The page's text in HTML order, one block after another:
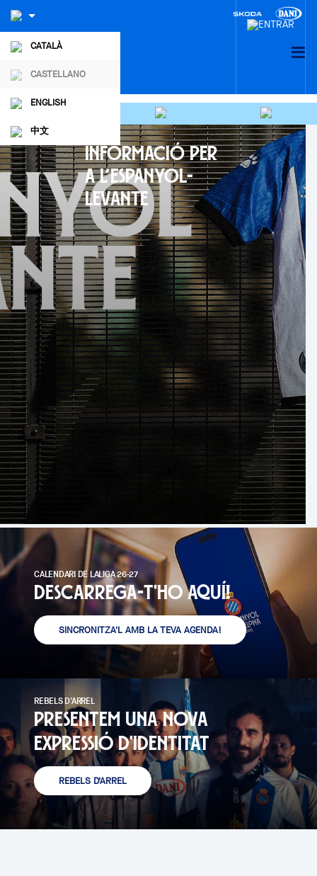
CATALÀ
CASTELLANO
ENGLISH
中文
INFORMACIÓ PER
A L’ESPANYOL-
LEVANTE
CALENDARI DE LALIGA 26-27
Descarrega-t'ho aquí!
SINCRONITZA'L AMB LA TEVA AGENDA!
REBELS D'ARREL
PRESENTEM UNA NOVA
EXPRESSIÓ D'IDENTITAT
REBELS D'ARREL